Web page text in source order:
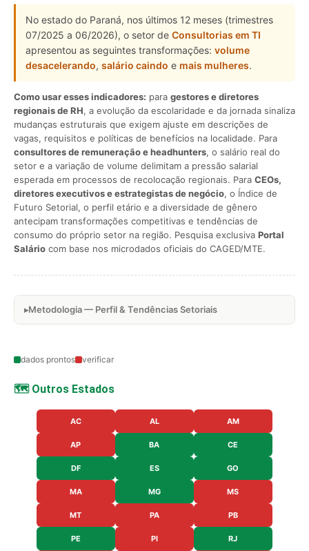
No estado do Paraná, nos últimos 12 meses (trimestres
07/2025 a 06/2026), o setor de Consultorias em TI
apresentou as seguintes transformações: volume
desacelerando, salário caindo e mais mulheres.
Como usar esses indicadores: para gestores e diretores
regionais de RH, a evolução da escolaridade e da jornada sinaliza
mudanças estruturais que exigem ajuste em descrições de
vagas, requisitos e políticas de benefícios na localidade. Para
consultores de remuneração e headhunters, o salário real do
setor e a variação de volume delimitam a pressão salarial
esperada em processos de recolocação regionais. Para CEOs,
diretores executivos e estrategistas de negócio, o Índice de
Futuro Setorial, o perfil etário e a diversidade de gênero
antecipam transformações competitivas e tendências de
consumo do próprio setor na região. Pesquisa exclusiva Portal
Salário com base nos microdados oficiais do CAGED/MTE.
Metodologia — Perfil & Tendências Setoriais
dados prontos verificar
🗺️ Outros Estados
AC AL AM
AP BA CE
DF ES GO
MA MG MS
MT PA PB
PE PI RJ